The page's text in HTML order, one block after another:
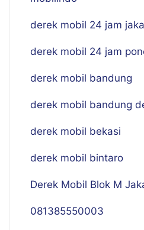
derek mobil 24 jam
derek mobil 24 jam
derek mobil bandung
derek mobil bandung
derek mobil bekasi
derek mobil bintaro
Derek Mobil Blok M
081385550003